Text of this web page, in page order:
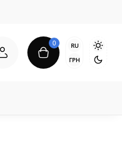
0
RU
ГРН